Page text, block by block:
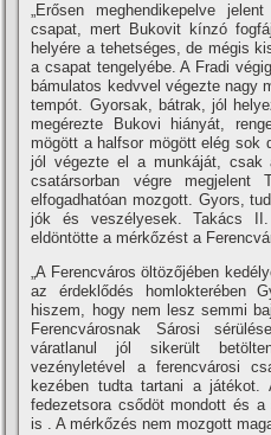
„Erősen meghendikepelve
csapat, mert Bukovit kí­nzó
helyére a tehetséges, de mégis
a csapat tengelyébe. A Fradi
bámulatos kedvvel végezte nagy
tempót. Gyorsak, bátrak, jól
megérezte Bukovi hiányát,
mögött a halfsor mögött elég sok
jól végezte el a munkáját, csak
csatársorban végre
elfogadhatóan mozgott. Gyors,
jók és veszélyesek. Takács
eldöntötte a mérkőzést a
„A Ferencváros öltözőjében
az érdeklődés homlokterében
hiszem, hogy nem lesz semmi
Ferencvárosnak Sárosi
váratlanul jól sikerült
vezényletével a ferencvárosi
kezében tudta tartani a
fedezetsora csődöt mondott és
is . A mérkőzés nem mozgott